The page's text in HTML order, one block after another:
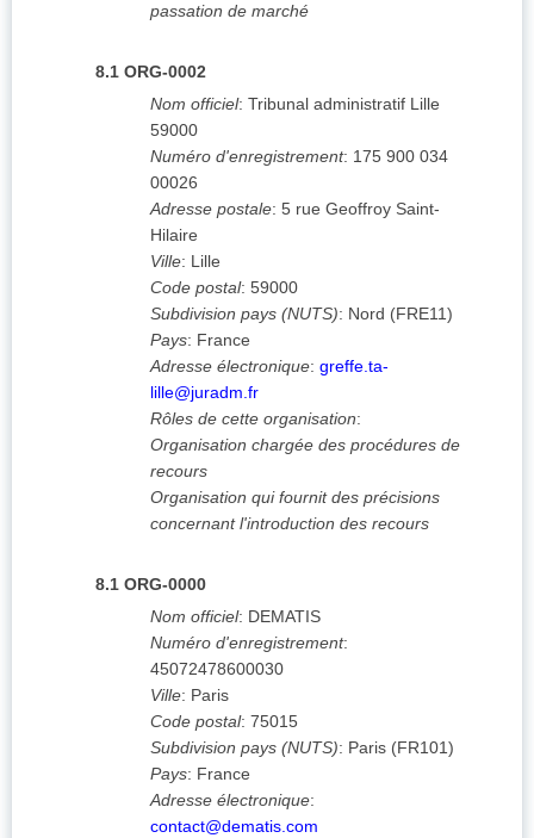
passation de marché
8.1 ORG-0002
Nom officiel: Tribunal administratif Lille
59000
Numéro d'enregistrement: 175 900 034
00026
Adresse postale: 5 rue Geoffroy Saint-
Hilaire
Ville: Lille
Code postal: 59000
Subdivision pays (NUTS): Nord (FRE11)
Pays: France
Adresse électronique: greffe.ta-
lille@juradm.fr
Rôles de cette organisation:
Organisation chargée des procédures de
recours
Organisation qui fournit des précisions
concernant l'introduction des recours
8.1 ORG-0000
Nom officiel: DEMATIS
Numéro d'enregistrement:
45072478600030
Ville: Paris
Code postal: 75015
Subdivision pays (NUTS): Paris (FR101)
Pays: France
Adresse électronique:
contact@dematis.com